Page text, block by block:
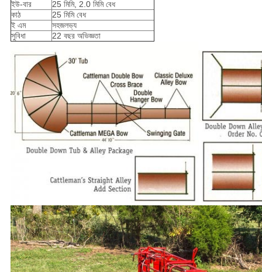
ইউ-বার
25 মিমি, 2.0 মিমি বেধ
কাঠ
25 মিমি বেধ
ই এম
সহজলভ্য
সুবিধা
22 বছর অভিজ্ঞতা